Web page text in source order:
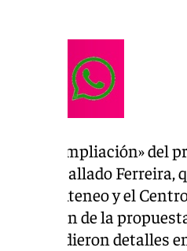
la «ampliación» del
ha detallado Ferreira,
del Ateneo y el
redacción de la
se dieron detalles